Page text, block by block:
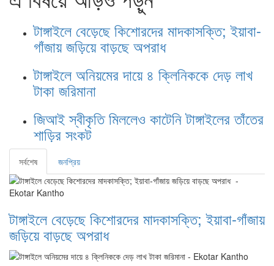
টাঙ্গাইলে বেড়েছে কিশোরদের মাদকাসক্তি; ইয়াবা-
গাঁজায় জড়িয়ে বাড়ছে অপরাধ
টাঙ্গাইলে অনিয়মের দায়ে ৪ ক্লিনিককে দেড় লাখ
টাকা জরিমানা
জিআই স্বীকৃতি মিললেও কাটেনি টাঙ্গাইলের তাঁতের
শাড়ির সংকট
সর্বশেষ জনপ্রিয়
টাঙ্গাইলে বেড়েছে কিশোরদের মাদকাসক্তি; ইয়াবা-গাঁজায়
জড়িয়ে বাড়ছে অপরাধ